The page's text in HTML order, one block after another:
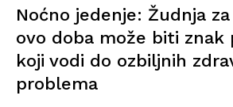
Noćno jedenje: Žudnja
ovo doba može biti znak
koji vodi do ozbiljnih
problema